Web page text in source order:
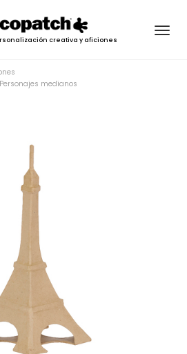
creativa y aficiones
Personajes medianos